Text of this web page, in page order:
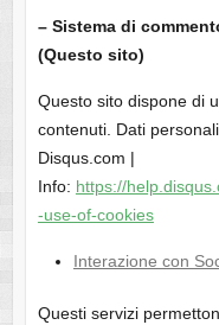
– Sistema di
(Questo sito)
Questo sito dispone di
contenuti. Dati
Disqus.com |
Info: https://
-use-of-cookies
Interazione con
Questi servizi